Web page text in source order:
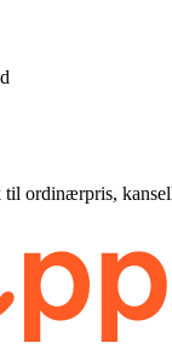
ordinærpris,